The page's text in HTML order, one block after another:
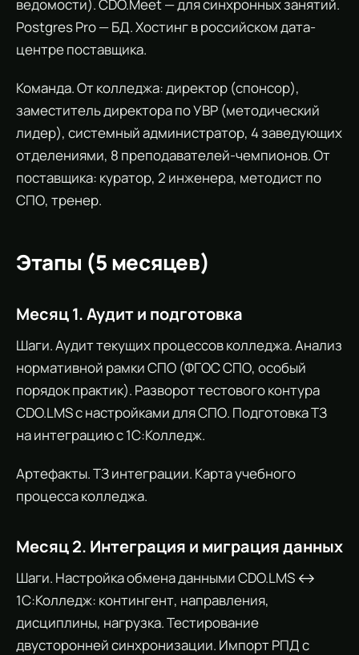
ведомости). CDO.Meet — для синхронных занятий.
Postgres Pro — БД. Хостинг в российском дата-
центре поставщика.
Команда. От колледжа: директор (спонсор),
заместитель директора по УВР (методический
лидер), системный администратор, 4 заведующих
отделениями, 8 преподавателей-чемпионов. От
поставщика: куратор, 2 инженера, методист по
СПО, тренер.
Этапы (5 месяцев)
Месяц 1. Аудит и подготовка
Шаги. Аудит текущих процессов колледжа. Анализ
нормативной рамки СПО (ФГОС СПО, особый
порядок практик). Разворот тестового контура
CDO.LMS с настройками для СПО. Подготовка ТЗ
на интеграцию с 1С:Колледж.
Артефакты. ТЗ интеграции. Карта учебного
процесса колледжа.
Месяц 2. Интеграция и миграция данных
Шаги. Настройка обмена данными CDO.LMS ↔
1С:Колледж: контингент, направления,
дисциплины, нагрузка. Тестирование
двусторонней синхронизации. Импорт РПД с